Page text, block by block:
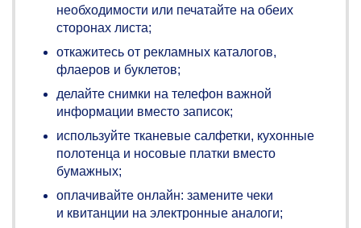
необходимости или печатайте на обеих
сторонах листа;
откажитесь от рекламных каталогов,
флаеров и буклетов;
делайте снимки на телефон важной
информации вместо записок;
используйте тканевые салфетки, кухонные
полотенца и носовые платки вместо
бумажных;
оплачивайте онлайн: замените чеки
и квитанции на электронные аналоги;